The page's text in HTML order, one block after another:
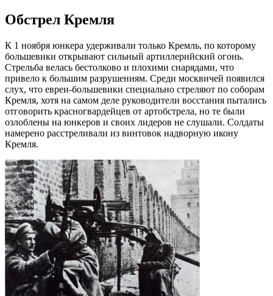
Обстрел Кремля
К 1 ноября юнкера удерживали только Кремль, по которому
большевики открывают сильный артиллерийский огонь.
Стрельба велась бестолково и плохими снарядами, что
привело к большим разрушениям. Среди москвичей появился
слух, что евреи-большевики специально стреляют по соборам
Кремля, хотя на самом деле руководители восстания пытались
отговорить красногвардейцев от артобстрела, но те были
озлоблены на юнкеров и своих лидеров не слушали. Солдаты
намерено расстреливали из винтовок надворную икону
Кремля.